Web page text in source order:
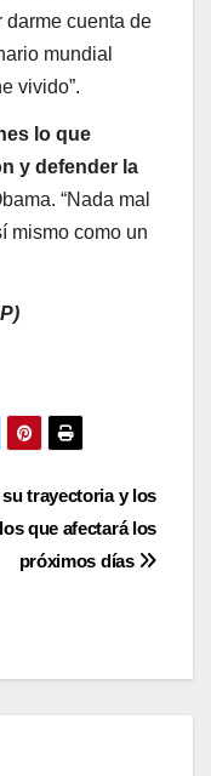
darme cuenta de
mundial
vivido”.
lo que
y defender la
“Nada mal
mismo como un
su trayectoria y los
que afectará los
próximos días